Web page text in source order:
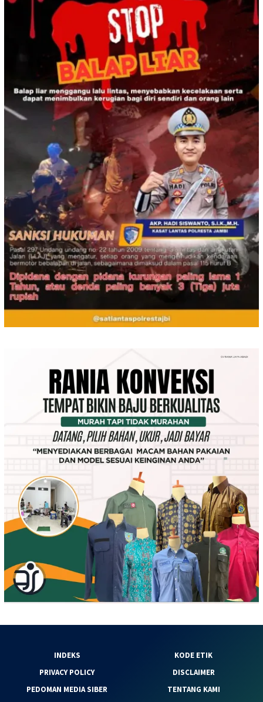
INDEKS
KODE ETIK
PRIVACY POLICY
DISCLAIMER
PEDOMAN MEDIA SIBER
TENTANG KAMI